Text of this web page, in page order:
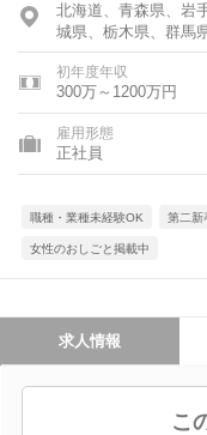
北海道、青森県、岩
城県、栃木県、群馬
山県、石川県、福井
県、愛知県、三重県
県、和歌山県、鳥取
県、香川県、愛媛県
県、大分県、宮崎県
初年度年収
300万～1200万円
雇用形態
正社員
職種・業種未経験OK 第二新
女性のおしごと掲載中
求人情報
こ